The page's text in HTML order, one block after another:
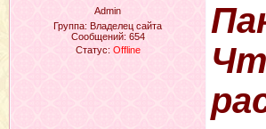
Admin
Группа: Владелец сайта
Сообщений: 654
Статус: Offline